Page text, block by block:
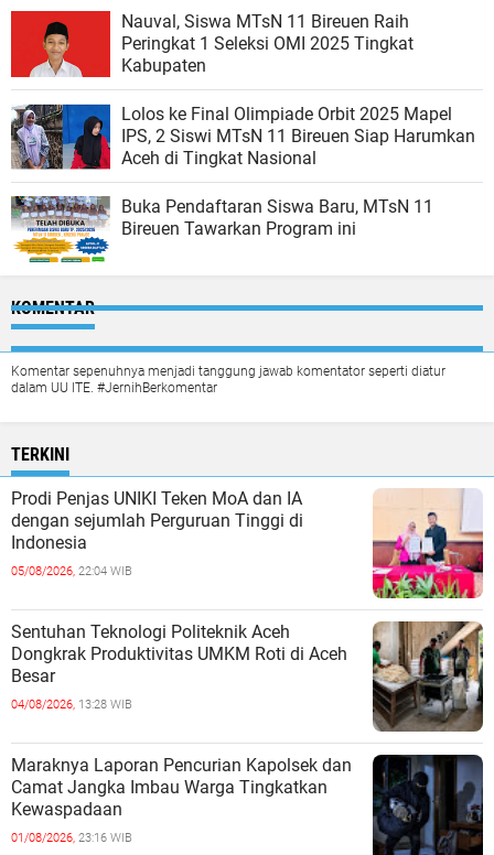
Nauval, Siswa MTsN 11 Bireuen Raih
Peringkat 1 Seleksi OMI 2025 Tingkat
Kabupaten
Lolos ke Final Olimpiade Orbit 2025 Mapel
IPS, 2 Siswi MTsN 11 Bireuen Siap Harumkan
Aceh di Tingkat Nasional
Buka Pendaftaran Siswa Baru, MTsN 11
Bireuen Tawarkan Program ini
KOMENTAR
Komentar sepenuhnya menjadi tanggung jawab komentator seperti diatur
dalam UU ITE. #JernihBerkomentar
TERKINI
Prodi Penjas UNIKI Teken MoA dan IA
dengan sejumlah Perguruan Tinggi di
Indonesia
05/08/2026, 22:04 WIB
Sentuhan Teknologi Politeknik Aceh
Dongkrak Produktivitas UMKM Roti di Aceh
Besar
04/08/2026, 13:28 WIB
Maraknya Laporan Pencurian Kapolsek dan
Camat Jangka Imbau Warga Tingkatkan
Kewaspadaan
01/08/2026, 23:16 WIB